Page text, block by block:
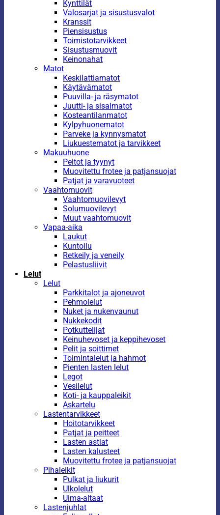
Kynttilät
Valosarjat ja sisustusvalot
Kranssit
Piensisustus
Toimistotarvikkeet
Sisustusmuovit
Keinonahat
Matot
Keskilattiamatot
Käytävämatot
Puuvilla- ja räsymatot
Juutti- ja sisalmatot
Kosteantilanmatot
Kylpyhuonematot
Parveke ja kynnysmatot
Liukuestematot ja tarvikkeet
Makuuhuone
Peitot ja tyynyt
Muovitettu frotee ja patjansuojat
Patjat ja varavuoteet
Vaahtomuovit
Vaahtomuovilevyt
Solumuovilevyt
Muut vaahtomuovit
Vapaa-aika
Laukut
Kuntoilu
Retkeily ja veneily
Pelastusliivit
Lelut
Lelut
Parkkitalot ja ajoneuvot
Pehmolelut
Nuket ja nukenvaunut
Nukkekodit
Potkuttelijat
Keinuhevoset ja keppihevoset
Pelit ja soittimet
Toimintalelut ja hahmot
Pienten lasten lelut
Legot
Vesilelut
Koti- ja kauppaleikit
Askartelu
Lastentarvikkeet
Hoitotarvikkeet
Patjat ja peitteet
Lasten astiat
Lasten kalusteet
Muovitettu frotee ja patjansuojat
Pihaleikit
Pulkat ja liukurit
Ulkolelut
Uima-altaat
Lastenjuhlat